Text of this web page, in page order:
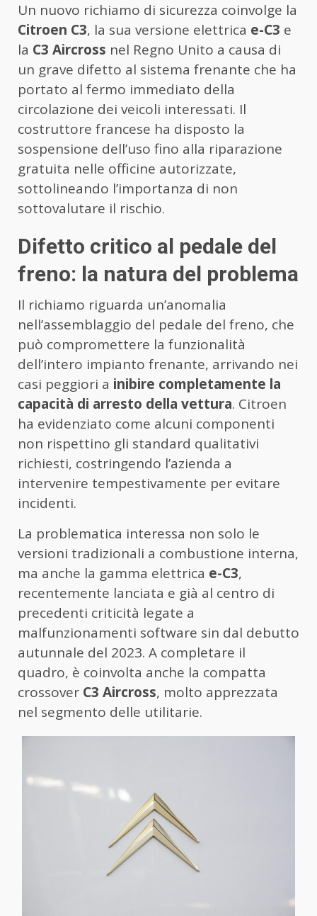
Un nuovo richiamo di sicurezza coinvolge la
Citroen C3, la sua versione elettrica e-C3 e
la C3 Aircross nel Regno Unito a causa di
un grave difetto al sistema frenante che ha
portato al fermo immediato della
circolazione dei veicoli interessati. Il
costruttore francese ha disposto la
sospensione dell’uso fino alla riparazione
gratuita nelle officine autorizzate,
sottolineando l’importanza di non
sottovalutare il rischio.
Difetto critico al pedale del
freno: la natura del problema
Il richiamo riguarda un’anomalia
nell’assemblaggio del pedale del freno, che
può compromettere la funzionalità
dell’intero impianto frenante, arrivando nei
casi peggiori a inibire completamente la
capacità di arresto della vettura. Citroen
ha evidenziato come alcuni componenti
non rispettino gli standard qualitativi
richiesti, costringendo l’azienda a
intervenire tempestivamente per evitare
incidenti.
La problematica interessa non solo le
versioni tradizionali a combustione interna,
ma anche la gamma elettrica e-C3,
recentemente lanciata e già al centro di
precedenti criticità legate a
malfunzionamenti software sin dal debutto
autunnale del 2023. A completare il
quadro, è coinvolta anche la compatta
crossover C3 Aircross, molto apprezzata
nel segmento delle utilitarie.